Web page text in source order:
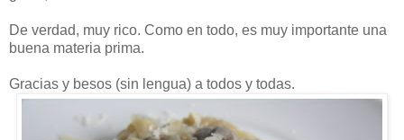
De verdad, muy rico. Como en todo, es muy importante una
buena materia prima.
Gracias y besos (sin lengua) a todos y todas.